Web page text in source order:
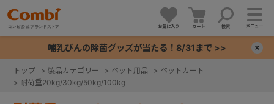
お気に入り カート 検索 メニュー
哺乳びんの除菌グッズが当たる！8/31まで >>
トップ > 製品カテゴリー > ペット用品 > ペットカート
> 耐荷重20kg/30kg/50kg/100kg